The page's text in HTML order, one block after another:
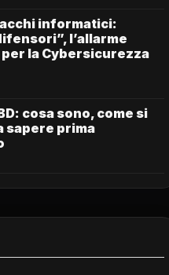
informatici:
l’allarme
per la Cybersicurezza
cosa sono, come si
sapere prima